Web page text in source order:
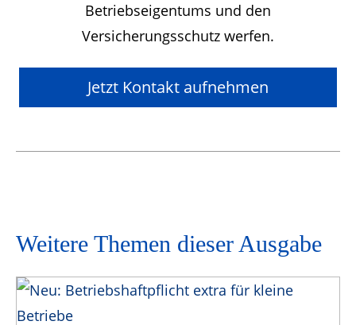
Betriebseigentums und den
Versicherungsschutz werfen.
Jetzt Kontakt aufnehmen
Weitere Themen dieser Ausgabe